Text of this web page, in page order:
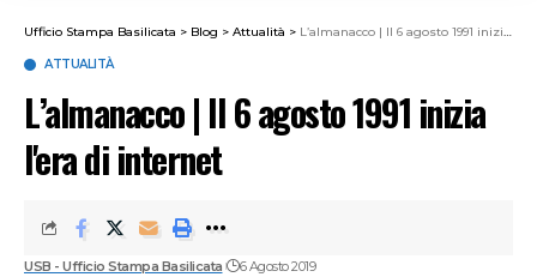
Ufficio Stampa Basilicata > Blog > Attualità > L’almanacco | Il 6 agosto 1991 inizia l'era di internet
ATTUALITÀ
L’almanacco | Il 6 agosto 1991 inizia
l'era di internet
USB - Ufficio Stampa Basilicata 6 Agosto 2019